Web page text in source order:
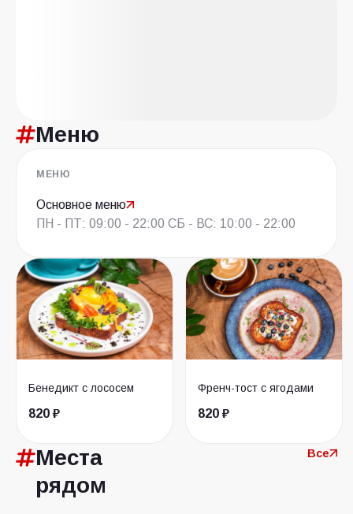
Меню
МЕНЮ
Основное меню
ПН - ПТ: 09:00 - 22:00 СБ - ВС: 10:00 - 22:00
Бенедикт с лососем
820 ₽
Френч-тост с ягодами
820 ₽
Места
рядом
Все